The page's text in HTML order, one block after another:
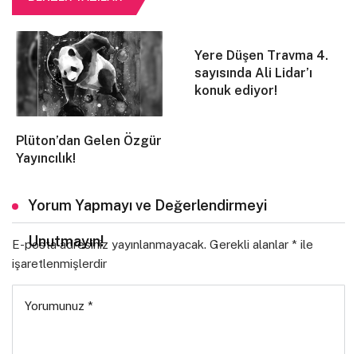
Plüton’dan Gelen Özgür
Yayıncılık!
Yere Düşen Travma 4.
sayısında Ali Lidar’ı
konuk ediyor!
Yorum Yapmayı ve Değerlendirmeyi
Unutmayın!
E-posta adresiniz yayınlanmayacak. Gerekli alanlar * ile
işaretlenmişlerdir
Yorumunuz *